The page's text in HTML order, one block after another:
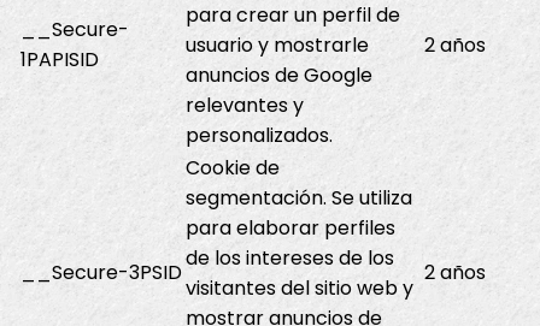
__Secure-
1PAPISID
para crear un perfil de
usuario y mostrarle
anuncios de Google
relevantes y
personalizados.
2 años
__Secure-3PSID
Cookie de
segmentación. Se utiliza
para elaborar perfiles
de los intereses de los
visitantes del sitio web y
mostrar anuncios de
2 años